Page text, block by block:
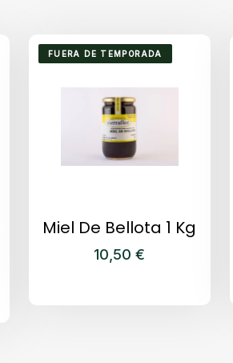
FUERA DE TEMPORADA
Miel De Bellota 1 Kg
10,50€